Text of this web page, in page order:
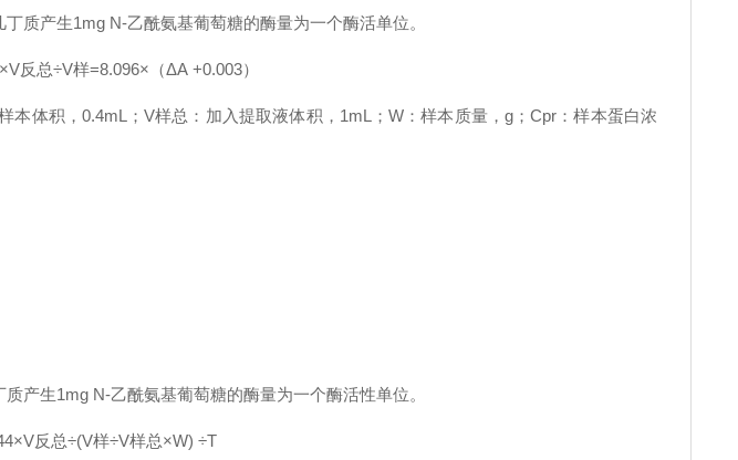
质产生1mg N-乙酰氨基葡萄糖的酶量为一个酶活单位。
反总÷V样=8.096×（ΔA +0.003）
本体积，0.4mL；V样总：加入提取液体积，1mL；W：样本质量，g；Cpr：样本蛋白浓
产生1mg N-乙酰氨基葡萄糖的酶量为一个酶活性单位。
反总÷(V样÷V样总×W) ÷T